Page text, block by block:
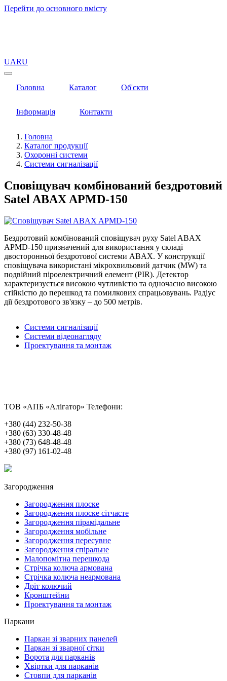
Перейти до основного вмісту
UARU
Головна Каталог Об'єкти
Інформація Контакти
Головна
Каталог продукції
Охоронні системи
Системи сигналізації
Сповіщувач комбінований бездротовий
Satel ABAX APMD-150
Бездротовий комбінований сповіщувач руху Satel ABAX
APMD-150 призначений для використання у складі
двосторонньої бездротової системи ABAX. У конструкції
сповіщувача використані мікрохвильовий датчик (MW) та
подвійний піроелектричний елемент (PIR). Детектор
характеризується високою чутливістю та одночасно високою
стійкістю до перешкод та помилкових спрацьовувань. Радіус
дії бездротового зв'язку – до 500 метрів.
Системи сигналізації
Системи відеонагляду
Проектування та монтаж
ТОВ «АПБ «Алігатор» Телефони:
+380 (44) 232-50-38
+380 (63) 330-48-48
+380 (73) 648-48-48
+380 (97) 161-02-48
Загородження
Загородження плоске
Загородження плоске сітчасте
Загородження пірамідальне
Загородження мобільне
Загородження пересувне
Загородження спіральне
Малопомітна перешкода
Стрічка колюча армована
Стрічка колюча неармована
Дріт колючий
Кронштейни
Проектування та монтаж
Паркани
Паркан зі зварних панелей
Паркан зі зварної сітки
Ворота для парканів
Хвіртки для парканів
Стовпи для парканів